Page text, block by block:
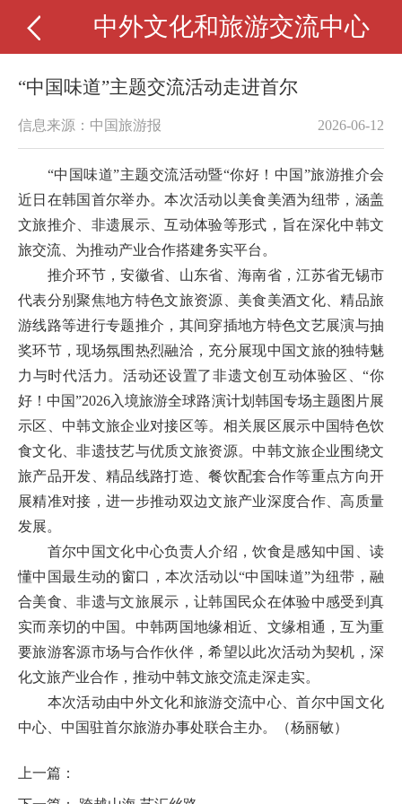
中外文化和旅游交流中心
“中国味道”主题交流活动走进首尔
信息来源：中国旅游报 2026-06-12
“中国味道”主题交流活动暨“你好！中国”旅游推介会
近日在韩国首尔举办。本次活动以美食美酒为纽带，涵盖
文旅推介、非遗展示、互动体验等形式，旨在深化中韩文
旅交流、为推动产业合作搭建务实平台。
推介环节，安徽省、山东省、海南省，江苏省无锡市
代表分别聚焦地方特色文旅资源、美食美酒文化、精品旅
游线路等进行专题推介，其间穿插地方特色文艺展演与抽
奖环节，现场氛围热烈融洽，充分展现中国文旅的独特魅
力与时代活力。活动还设置了非遗文创互动体验区、“你
好！中国”2026入境旅游全球路演计划韩国专场主题图片展
示区、中韩文旅企业对接区等。相关展区展示中国特色饮
食文化、非遗技艺与优质文旅资源。中韩文旅企业围绕文
旅产品开发、精品线路打造、餐饮配套合作等重点方向开
展精准对接，进一步推动双边文旅产业深度合作、高质量
发展。
首尔中国文化中心负责人介绍，饮食是感知中国、读
懂中国最生动的窗口，本次活动以“中国味道”为纽带，融
合美食、非遗与文旅展示，让韩国民众在体验中感受到真
实而亲切的中国。中韩两国地缘相近、文缘相通，互为重
要旅游客源市场与合作伙伴，希望以此次活动为契机，深
化文旅产业合作，推动中韩文旅交流走深走实。
本次活动由中外文化和旅游交流中心、首尔中国文化
中心、中国驻首尔旅游办事处联合主办。
（杨丽敏）
上一篇：